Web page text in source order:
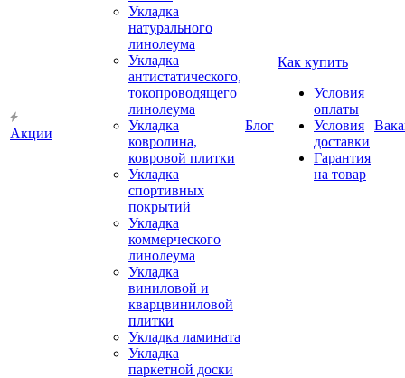
Акции
Укладка
натурального
линолеума
Укладка
антистатического,
токопроводящего
линолеума
Укладка
ковролина,
ковровой плитки
Укладка
спортивных
покрытий
Укладка
коммерческого
линолеума
Укладка
виниловой и
кварцвиниловой
плитки
Укладка ламината
Укладка
паркетной доски
Блог
Как купить
Условия
оплаты
Условия
доставки
Гарантия
на товар